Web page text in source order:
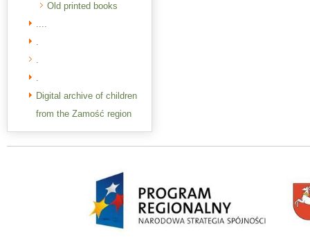
Old printed books
....
.
.
.
Digital archive of children
from the Zamość region